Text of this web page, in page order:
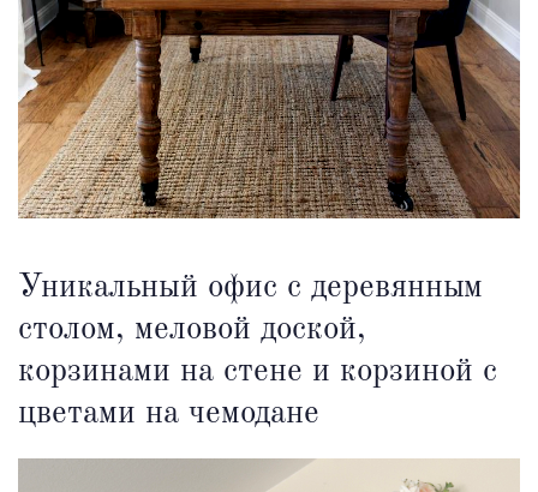
Уникальный офис с деревянным
столом, меловой доской,
корзинами на стене и корзиной с
цветами на чемодане